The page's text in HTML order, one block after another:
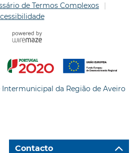
de Termos Complexos
da Região de Aveiro
Contacto